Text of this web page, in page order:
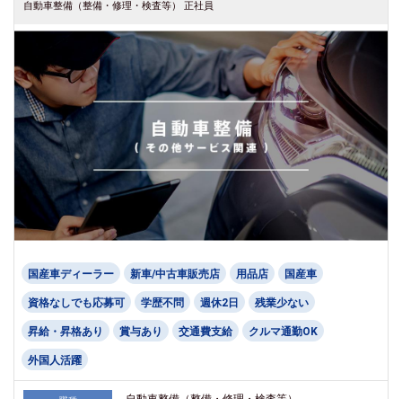
自動車整備（整備・修理・検査等） 正社員
国産車ディーラー 新車/中古車販売店 用品店 国産車
資格なしでも応募可 学歴不問 週休2日 残業少ない
昇給・昇格あり 賞与あり 交通費支給 クルマ通勤OK
外国人活躍